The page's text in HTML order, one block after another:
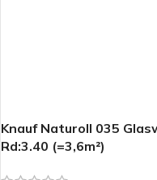
Knauf Naturoll 035
Rd:3.40 (=3,6m²)